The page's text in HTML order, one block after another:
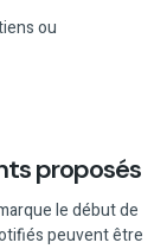
ou
proposés
le début de
peuvent être